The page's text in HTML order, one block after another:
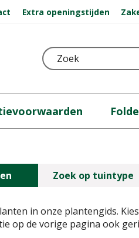
Extra openingstijden
Zoek op tuintype
in onze plantengids.
op de vorige pagina ook